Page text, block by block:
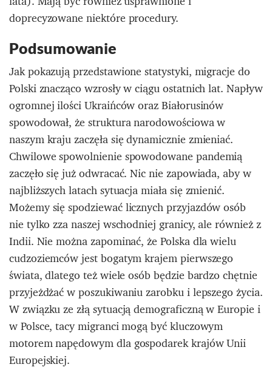
doprecyzowane niektóre procedury.
Podsumowanie
Jak pokazują przedstawione statystyki, migracje do
Polski znacząco wzrosły w ciągu ostatnich lat. Napływ
ogromnej ilości Ukraińców oraz Białorusinów
spowodował, że struktura narodowościowa w
naszym kraju zaczęła się dynamicznie zmieniać.
Chwilowe spowolnienie spowodowane pandemią
zaczęło się już odwracać. Nic nie zapowiada, aby w
najbliższych latach sytuacja miała się zmienić.
Możemy się spodziewać licznych przyjazdów osób
nie tylko zza naszej wschodniej granicy, ale również z
Indii. Nie można zapominać, że Polska dla wielu
cudzoziemców jest bogatym krajem pierwszego
świata, dlatego też wiele osób będzie bardzo chętnie
przyjeżdżać w poszukiwaniu zarobku i lepszego życia.
W związku ze złą sytuacją demograficzną w Europie i
w Polsce, tacy migranci mogą być kluczowym
motorem napędowym dla gospodarek krajów Unii
Europejskiej.